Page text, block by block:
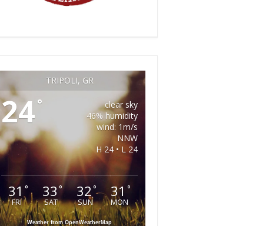
TRIPOLI, GR
24°
clear sky
46% humidity
wind: 1m/s
NNW
H 24 • L 24
31 °
FRI
33°
SAT
32°
SUN
31 °
MON
Weather from OpenWeatherMap